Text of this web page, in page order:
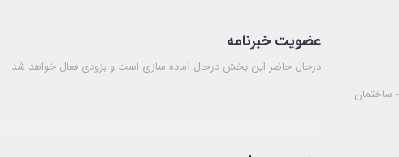
مشهد - خیابان ابن سینا - شماره 33 - ساختمان
عضویت خبرنامه
درحال حاضر این بخش درحال آماده سازی است و بزودی فعال خواهد شد